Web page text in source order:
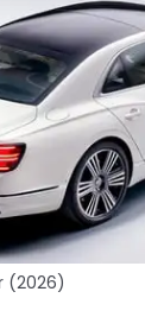
(2026)